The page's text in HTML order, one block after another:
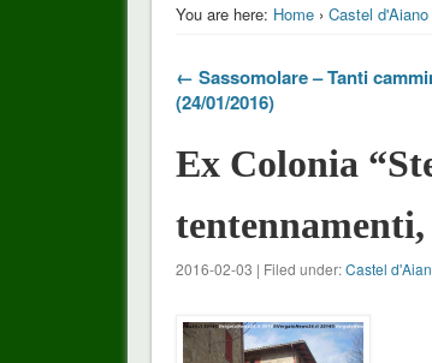
You are here: Home› Castel d'Aiano
← Sassomolare – Tanti
(24/01/2016)
Ex Colonia
2016-02-03 | Filed under:Castel